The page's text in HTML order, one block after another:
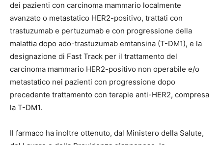
dei pazienti con carcinoma mammario localmente
avanzato o metastatico HER2-positivo, trattati con
trastuzumab e pertuzumab e con progressione della
malattia dopo ado-trastuzumab emtansina (T-DM1), e la
designazione di Fast Track per il trattamento del
carcinoma mammario HER2-positivo non operabile e/o
metastatico nei pazienti con progressione dopo
precedente trattamento con terapie anti-HER2, compresa
la T-DM1.
Il farmaco ha inoltre ottenuto, dal Ministero della Salute,